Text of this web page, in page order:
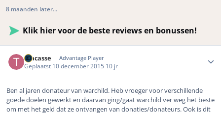
8 maanden later...
Klik hier voor de beste reviews en bonussen!
Tracasse Advantage Player
Geplaatst 10 december 2015 10 jr
Ben al jaren donateur van warchild. Heb vroeger voor verschillende
goede doelen gewerkt en daarvan ging/gaat warchild ver weg het beste
om met het geld dat ze ontvangen van donaties/donateurs. Ook is dit